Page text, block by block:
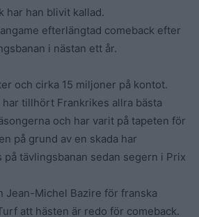
har han blivit kallad.
efterlängtad comeback efter
i nästan ett år.
och cirka 15 miljoner på kontot.
har tillhört Frankrikes allra bästa
och har varit på tapeten för
på grund av en skada har
på tävlingsbanan sedan segern i Prix
Jean-Michel Bazire för franska
att hästen är redo för comeback.